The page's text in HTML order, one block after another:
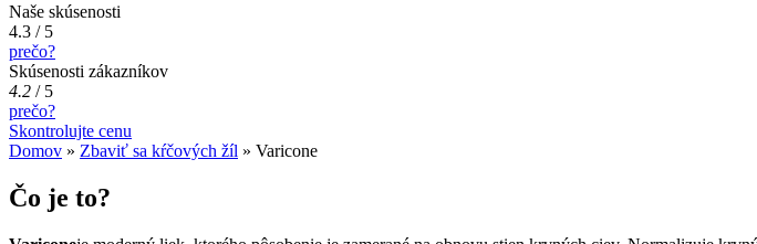
Naše skúsenosti
4.3 / 5
prečo?
Skúsenosti zákazníkov
4.2 / 5
prečo?
Skontrolujte cenu
Domov » Zbaviť sa kŕčových žíl » Varicone
Čo je to?